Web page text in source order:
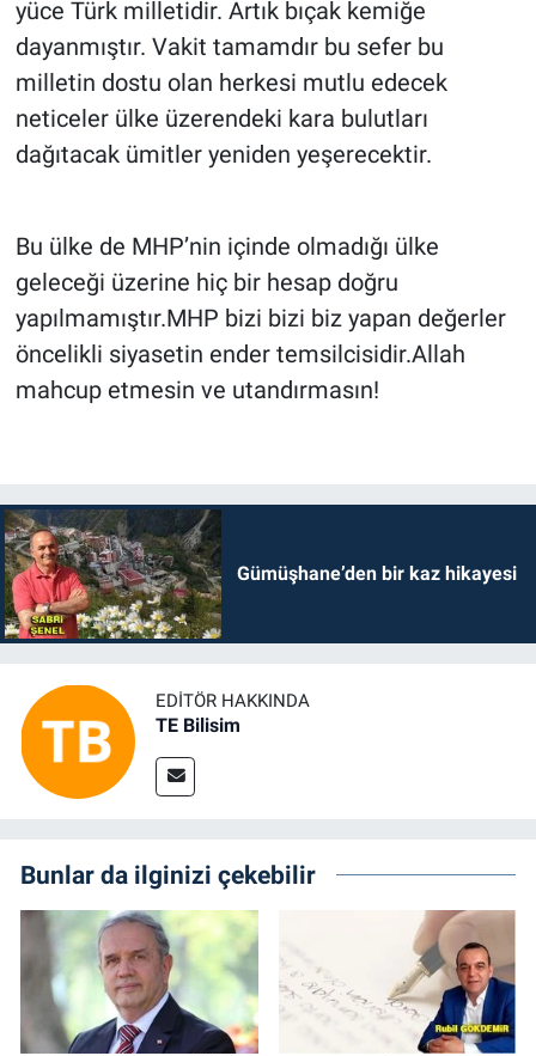
yüce Türk milletidir. Artık bıçak kemiğe
dayanmıştır. Vakit tamamdır bu sefer bu
milletin dostu olan herkesi mutlu edecek
neticeler ülke üzerendeki kara bulutları
dağıtacak ümitler yeniden yeşerecektir.
Bu ülke de MHP’nin içinde olmadığı ülke
geleceği üzerine hiç bir hesap doğru
yapılmamıştır.MHP bizi bizi biz yapan değerler
öncelikli siyasetin ender temsilcisidir.Allah
mahcup etmesin ve utandırmasın!
Gümüşhane’den bir kaz hikayesi
EDITÖR HAKKINDA
TE Bilisim
Bunlar da ilginizi çekebilir